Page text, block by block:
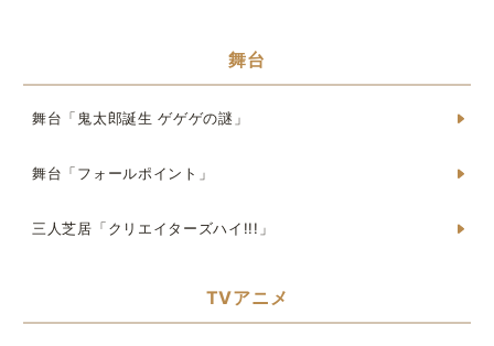
舞台
舞台「鬼太郎誕生 ゲゲゲの謎」
舞台「フォールポイント」
三人芝居「クリエイターズハイ!!!」
TVアニメ